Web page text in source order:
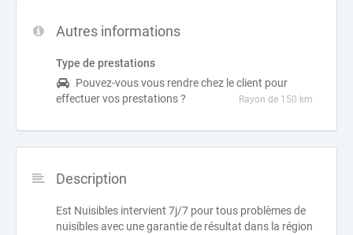
Autres informations
Type de prestations
Pouvez-vous vous rendre chez le client pour
effectuer vos prestations ?
Rayon de 150 km
Description
Est Nuisibles intervient 7j/7 pour tous problèmes de
nuisibles avec une garantie de résultat dans la région